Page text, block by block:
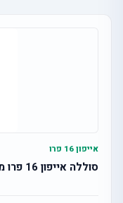
אייפון 16 פרו
סוללה אייפון 16 פרו מתאקטבת